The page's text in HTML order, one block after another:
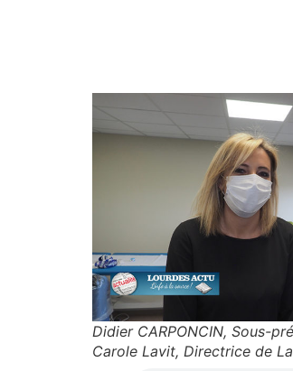
Didier CARPONCIN, Sous-
Carole Lavit, Directrice de